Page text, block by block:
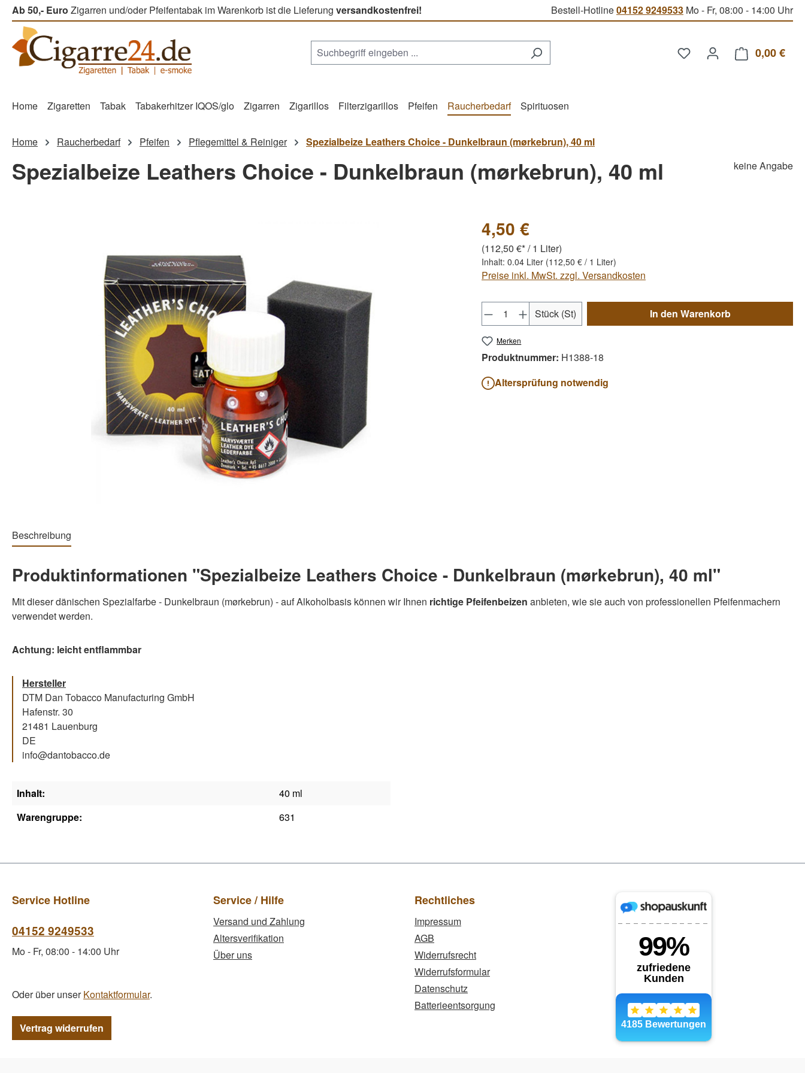
Hauptinhalt springen
Zur Suche springen
Zur Hauptnavigation springen
Ab 50,- Euro Zigarren und/oder Pfeifentabak im Warenkorb ist die Lieferung versandkostenfrei! Bestell-Hotline04152 9249533 Mo - Fr, 08:00 - 14:00 Uhr
Du hast 0 Produkte auf
0,00 €
Home Zigaretten Tabak Tabakerhitzer IQOS/glo Zigarren Zigarillos Filterzigarillos Pfeifen Raucherbedarf Spirituosen
Home Raucherbedarf Pfeifen Pflegemittel & Reiniger Spezialbeize Leathers Choice - Dunkelbraun (mørkebrun), 40 ml
Spezialbeize Leathers Choice - Dunkelbraun (mørkebrun), 40 ml keine Angabe
4,50 €
(112,50 €* / 1 Liter)
Inhalt: 0.04 Liter (112,50 € / 1 Liter)
Preise inkl. MwSt. zzgl. Versandkosten
Produkt Anzahl: Gib den gewünschten Wert ein
Stück (St) In den Warenkorb
Merken
Produktnummer: H1388-18
Altersprüfung notwendig
Beschreibung
Produktinformationen "Spezialbeize Leathers Choice - Dunkelbraun (mørkebrun), 40 ml"
Mit dieser dänischen Spezialfarbe - Dunkelbraun (mørkebrun) - auf Alkoholbasis können wir Ihnen richtige Pfeifenbeizen anbieten, wie sie auch von professionellen Pfeifenmachern
verwendet werden.
Achtung: leicht entflammbar
Hersteller
DTM Dan Tobacco Manufacturing GmbH
Hafenstr. 30
21481 Lauenburg
DE
info@dantobacco.de
Inhalt:
40 ml
Warengruppe:
631
Service Hotline
04152 9249533
Mo - Fr, 08:00 - 14:00 Uhr
Oder über unserKontaktformular.
Vertrag widerrufen
Service / Hilfe
Versand und Zahlung
Altersverifikation
Über uns
Rechtliches
Impressum
AGB
Widerrufsrecht
Widerrufsformular
Datenschutz
Batterieentsorgung